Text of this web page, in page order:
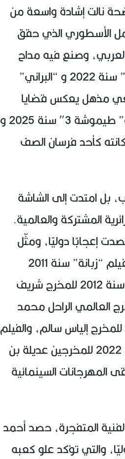
نالت إشادة واسعة من
“أولاد الحلال” سنة 2019 العمل الأسطوري الذي حقق
العربي، وصنع فيه مداح
التميز. مسلسل “بابور اللوح”، “الاختيار الأول” سنة 2022 و “البراني”
واقعي مذهل يعكس قضايا
الشباب الجزائري بعمق، مسلسل “التابعة” و” طيموشة 3″ سنة 2025 و
سنة 2026.. ليرسخ مكانته كأحد فرسان الصف
بل امتدت إلى الشاشة
المشتركة والعالمية.
إعجابًا دوليًا، ومثّل
تحت إدارة كبار المخرجين، ومن أبرز أفلامه: فيلم “زبانة” سنة 2011
للمخرج سعيد ولد خليفة، فيلم “الهيروين” سنة 2012 للمخرج شريف
الضلال” سنة 2013 للمخرج العالمي الراحل محمد
الأخضر حمينة، فيلم “الوهراني” سنة 2014 للمخرج إلياس سالم، والفيلم
العالمي المشترك “الملكة الأخيرة” في سنة 2022 للمخرجين عديلة بن
المهرجانات السينمائية
المتفجرة، حصد أحمد
والتي تؤكد علو كعبه